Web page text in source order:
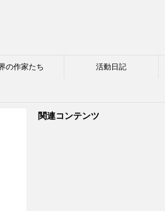
の作家たち 活動日記
関連コンテンツ